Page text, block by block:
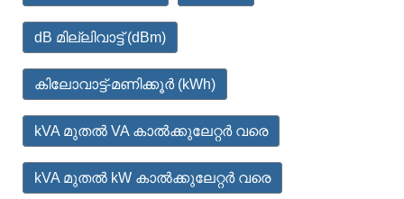
dB മില്ലിവാട്ട് (dBm)
കിലോവാട്ട്-മണിക്കൂർ (kWh)
kVA മുതൽ VA കാൽക്കുലേറ്റർ വരെ
kVA മുതൽ kW കാൽക്കുലേറ്റർ വരെ